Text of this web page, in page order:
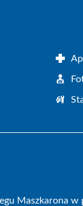
Maszkarona w